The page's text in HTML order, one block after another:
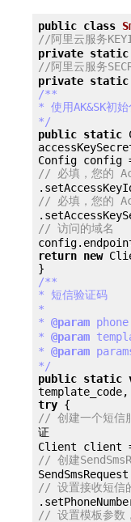
public class
//阿里云服务
private static
//阿里云服务
private static
/**
* 使用AK&SK初
*/
public static
Config config
// 必填，您的
// 必填，您的
// 访问的域名
return new
/**
* 短信验证码
*
* @param
* @param
* @param
*/
public static
try
// 创建一个短信
证
// 创建
// 设置接收短信
// 设置模板参数